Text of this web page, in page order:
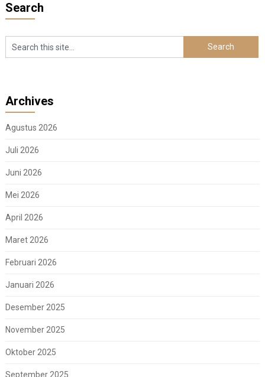
Search
Archives
Agustus 2026
Juli 2026
Juni 2026
Mei 2026
April 2026
Maret 2026
Februari 2026
Januari 2026
Desember 2025
November 2025
Oktober 2025
September 2025